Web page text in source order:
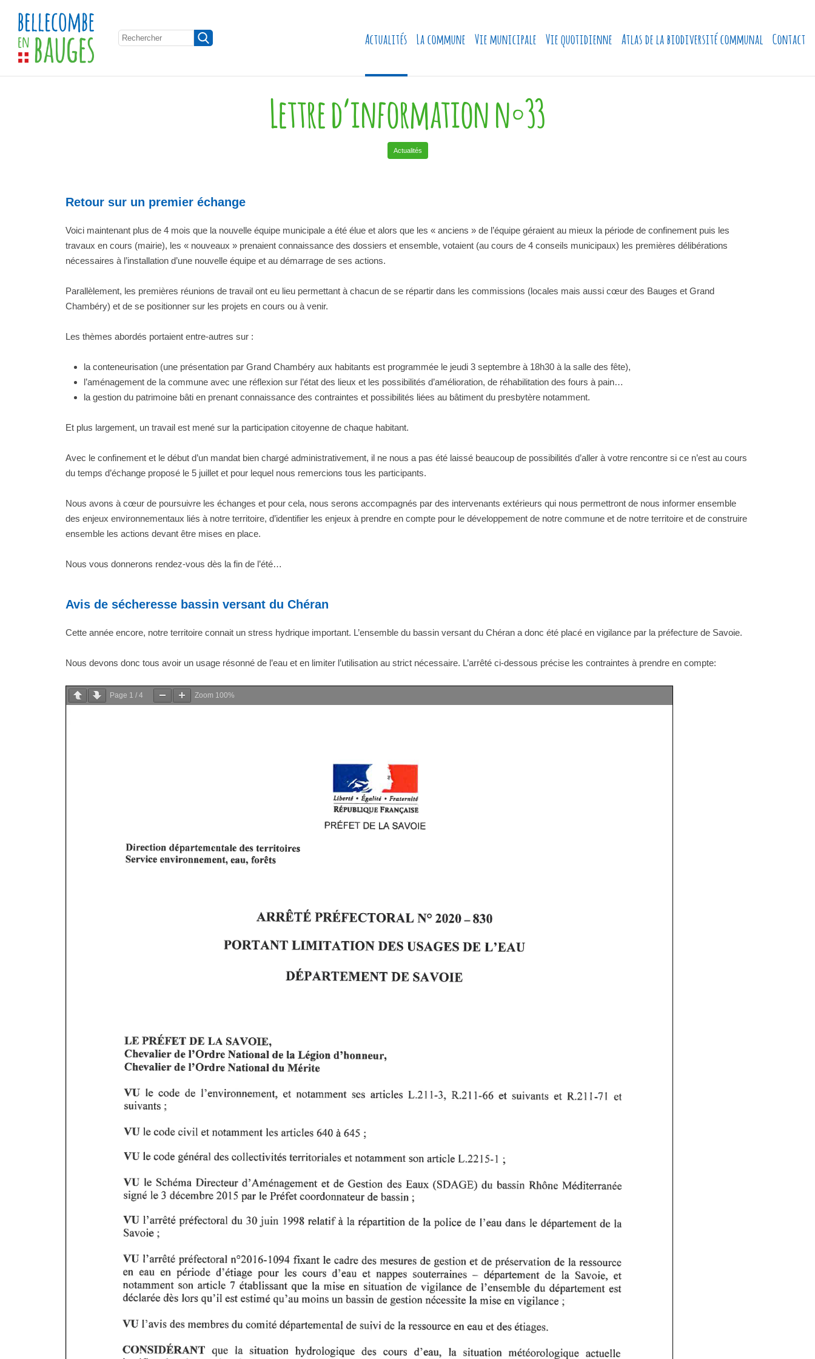
Actualités La commune Vie municipale Vie quotidienne Atlas de la biodiversité communal Contact
Lettre d’information n°33
Actualités
Retour sur un premier échange
Voici maintenant plus de 4 mois que la nouvelle équipe municipale a été élue et alors que les « anciens » de l’équipe géraient au mieux la période de confinement puis les
travaux en cours (mairie), les « nouveaux » prenaient connaissance des dossiers et ensemble, votaient (au cours de 4 conseils municipaux) les premières délibérations
nécessaires à l’installation d’une nouvelle équipe et au démarrage de ses actions.
Parallèlement, les premières réunions de travail ont eu lieu permettant à chacun de se répartir dans les commissions (locales mais aussi cœur des Bauges et Grand
Chambéry) et de se positionner sur les projets en cours ou à venir.
Les thèmes abordés portaient entre-autres sur :
la conteneurisation (une présentation par Grand Chambéry aux habitants est programmée le jeudi 3 septembre à 18h30 à la salle des fête),
l’aménagement de la commune avec une réflexion sur l’état des lieux et les possibilités d’amélioration, de réhabilitation des fours à pain…
la gestion du patrimoine bâti en prenant connaissance des contraintes et possibilités liées au bâtiment du presbytère notamment.
Et plus largement, un travail est mené sur la participation citoyenne de chaque habitant.
Avec le confinement et le début d’un mandat bien chargé administrativement, il ne nous a pas été laissé beaucoup de possibilités d’aller à votre rencontre si ce n’est au cours
du temps d’échange proposé le 5 juillet et pour lequel nous remercions tous les participants.
Nous avons à cœur de poursuivre les échanges et pour cela, nous serons accompagnés par des intervenants extérieurs qui nous permettront de nous informer ensemble
des enjeux environnementaux liés à notre territoire, d’identifier les enjeux à prendre en compte pour le développement de notre commune et de notre territoire et de construire
ensemble les actions devant être mises en place.
Nous vous donnerons rendez-vous dès la fin de l’été…
Avis de sécheresse bassin versant du Chéran
Cette année encore, notre territoire connait un stress hydrique important. L’ensemble du bassin versant du Chéran a donc été placé en vigilance par la préfecture de Savoie.
Nous devons donc tous avoir un usage résonné de l’eau et en limiter l’utilisation au strict nécessaire. L’arrêté ci-dessous précise les contraintes à prendre en compte:
Page 1 / 4 Zoom 100%